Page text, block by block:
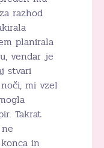
razhod
planirala
vendar je
stvari
mi vzel
Takrat
in